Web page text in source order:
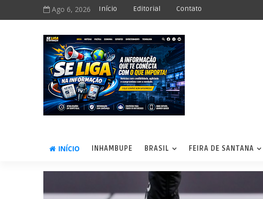
Ago 6, 2026 Início Editorial Contato
INÍCIO INHAMBUPE BRASIL FEIRA DE SANTANA